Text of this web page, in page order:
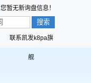
您暂无新询盘信息！
联系凯发k8pa旗
舰